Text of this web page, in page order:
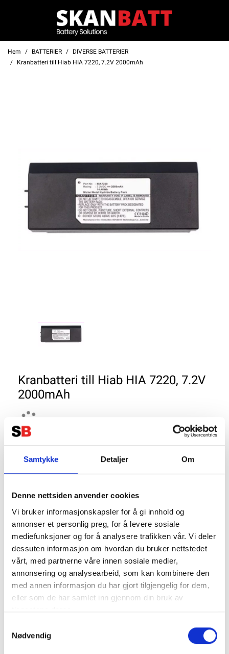
Samtykke Detaljer Om
Denne nettsiden anvender cookies
Vi bruker informasjonskapsler for å gi innhold og
annonser et personlig preg, for å levere sosiale
mediefunksjoner og for å analysere trafikken vår. Vi deler
dessuten informasjon om hvordan du bruker nettstedet
vårt, med partnerne våre innen sosiale medier,
annonsering og analysearbeid, som kan kombinere den
med annen informasjon du har gjort tilgjengelig for dem,
eller som de har samlet inn gjennom din bruk av
tjenestene deres.
Nødvendig
Hem BATTERIER
DIVERSE BATTERIER
Kranbatteri till Hiab HIA 7220, 7.2V 2000mAh
Kranbatteri till Hiab HIA 7220, 7.2V
2000mAh
Spänning (V)
Kemi
Ni-MH
2000